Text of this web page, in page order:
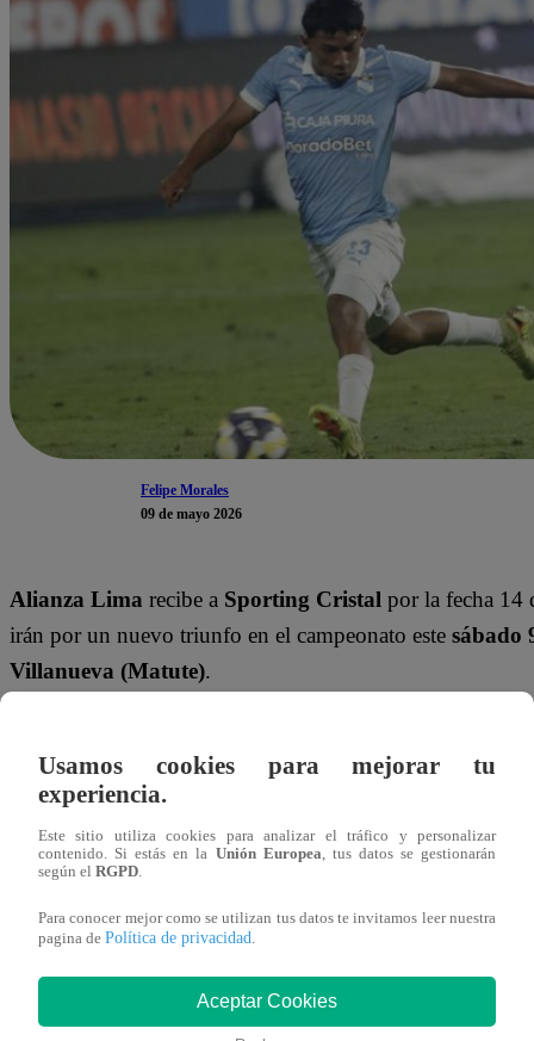
Felipe Morales
09 de mayo 2026
Alianza Lima recibe a Sporting Cristal por la fecha 14
irán por un nuevo triunfo en el campeonato este sábado
Villanueva (Matute).
con 32 puntos y se ubica como líder absoluto del
En tanto, los rimenses vienen de empatar de local 2-2
décimo tercera posición. En esta nota deLatina Noticias
Alianza LimaySporting Cristalse enfrentan este
Usamos cookies para mejorar tu
experiencia.
Este sitio utiliza cookies para analizar el tráfico y personalizar
contenido. Si estás en la Unión Europea , tus datos se gestionarán
según el RGPD
Para conocer mejor como se utilizan tus datos te invitamos leer nuestra
pagina de Política de privacidad
Aceptar Cookies